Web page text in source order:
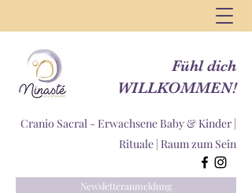
Fühl dich
WILLKOMMEN!
Cranio Sacral - Erwachsene Baby & Kinder |
Rituale | Raum zum Sein
Newsletteranmeldung